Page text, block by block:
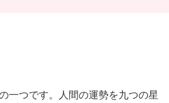
一つです。人間の運勢を九つの星